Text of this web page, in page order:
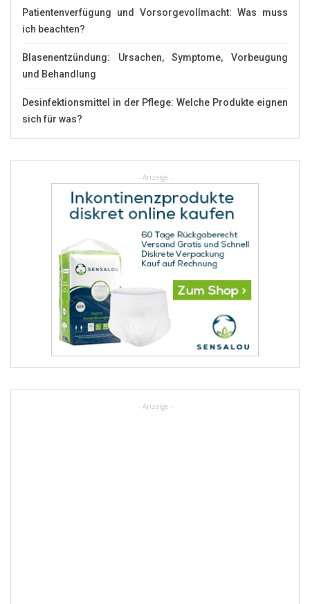
Patientenverfügung und Vorsorgevollmacht: Was muss
ich beachten?
Blasenentzündung: Ursachen, Symptome, Vorbeugung
und Behandlung
Desinfektionsmittel in der Pflege: Welche Produkte eignen
sich für was?
- Anzeige -
- Anzeige -